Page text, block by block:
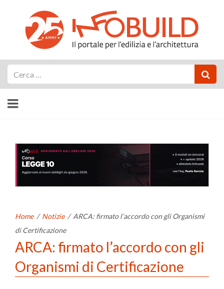
Home / Notizie / ARCA: firmato l’accordo con gli Organismi
di Certificazione
ARCA: firmato l’accordo con gli
Organismi di Certificazione